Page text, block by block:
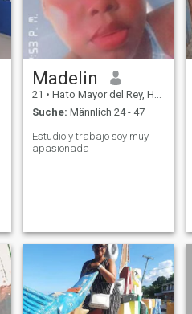
Madelin
21 • Hato Mayor del Rey, Hato Mayor, Dom. Rep.
Suche: Männlich 24 - 47
Estudio y trabajo soy muy
apasionada